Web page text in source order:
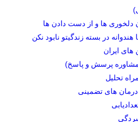
دلخوری ها و از دست دادن ها
در بسته زندگیتو نابود نکن
های ایران
مشاوره پرسش و پاسخ)
تحلیل
های تضمینی